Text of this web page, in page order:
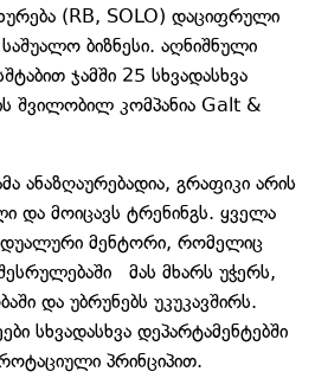
(RB, SOLO) დაციფრული
ბიზნესი. აღნიშნული
ჯამში 25 სხვადასხვა
შვილობილ კომპანია Galt &
ანაზღაურებადია, გრაფიკი არის
და მოიცავს ტრენინგს. ყველა
მენტორი, რომელიც
მას მხარს უჭერს,
და უბრუნებს უკუკავშირს.
სხვადასხვა დეპარტამენტებში
პრინციპით.